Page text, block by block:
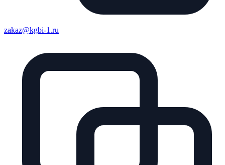
zakaz@kgbi-1.ru